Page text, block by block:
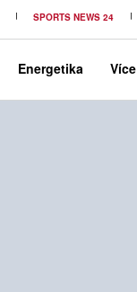
SPORTS NEWS 24
Energetika Více